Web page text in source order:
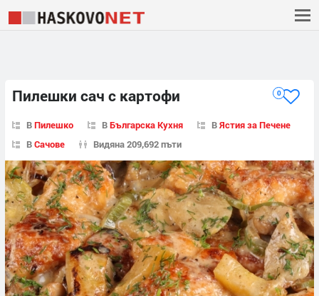
Пилешки сач с картофи 0
ВПилешко ВБългарска Кухня ВЯстия за Печене
ВСачове Видяна 209,692 пъти